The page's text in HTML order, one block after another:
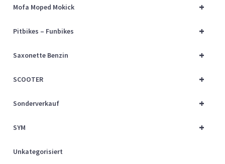
Checkout +
Mofa Moped Mokick
+
Pitbikes – Funbikes
+
Saxonette Benzin
+
SCOOTER
+
Sonderverkauf
+
SYM
Unkategorisiert